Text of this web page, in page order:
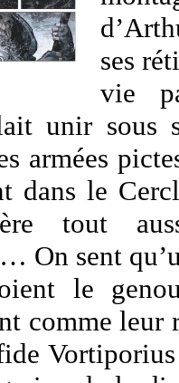
ses
vie
unir sous
armées
dans le
tout
On sent
le
comme